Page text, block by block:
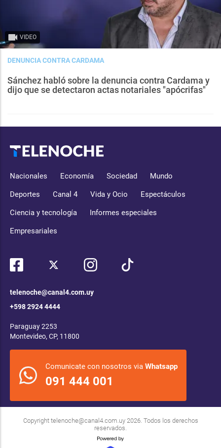
VIDEO
DENUNCIA CONTRA CARDAMA
Sánchez habló sobre la denuncia contra Cardama y
dijo que se detectaron actas notariales "apócrifas"
Nacionales Economía Sociedad Mundo
Deportes Canal 4 Vida y Ocio Espectáculos
Ciencia y tecnología Informes especiales
Empresariales
telenoche@canal4.com.uy
+598 2924 4444
Paraguay 2253
Montevideo, CP, 11800
Comunicate con nosotros via Whatsapp
091 444 001
Copyright telenoche@canal4.com.uy2026. Todos los derechos
reservados.